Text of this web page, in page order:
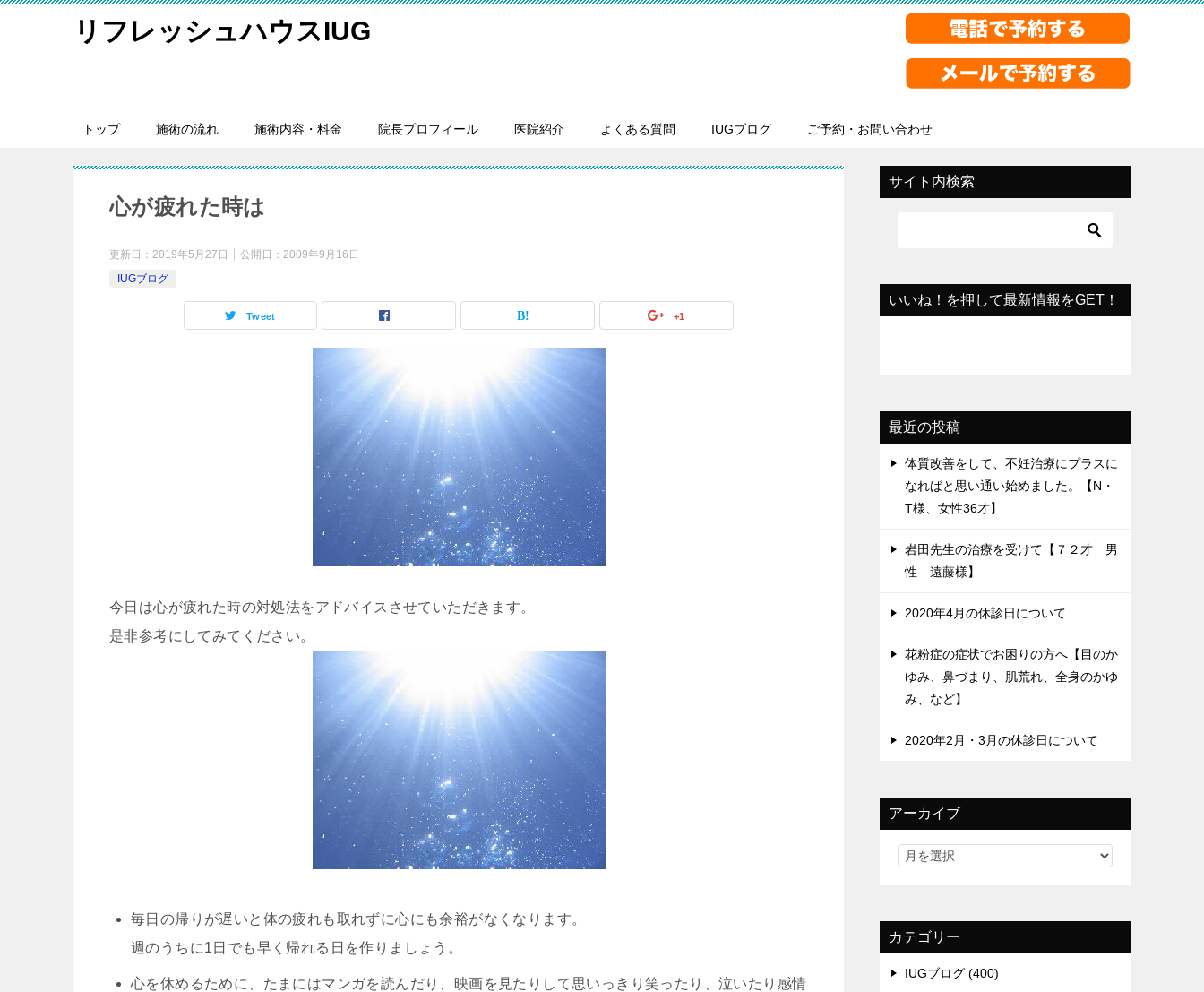
リフレッシュハウスIUG
トップ 施術の流れ 施術内容・料金 院長プロフィール 医院紹介 よくある質問 IUGブログ ご予約・お問い合わせ
心が疲れた時は
更新日： 2019年5月27日 公開日： 2009年9月16日
IUGブログ
Tweet +1
今日は心が疲れた時の対処法をアドバイスさせていただきます。
是非参考にしてみてください。
毎日の帰りが遅いと体の疲れも取れずに心にも余裕がなくなります。
週のうちに1日でも早く帰れる日を作りましょう。
心を休めるために、たまにはマンガを読んだり、映画を見たりして思いっきり笑ったり、泣いたり感情
サイト内検索
いいね！を押して最新情報をGET！
最近の投稿
体質改善をして、不妊治療にプラスに
なればと思い通い始めました。【N・
T様、女性36才】
岩田先生の治療を受けて【７２才 男
性 遠藤様】
2020年4月の休診日について
花粉症の症状でお困りの方へ【目のか
ゆみ、鼻づまり、肌荒れ、全身のかゆ
み、など】
2020年2月・3月の休診日について
アーカイブ
カテゴリー
IUGブログ (400)